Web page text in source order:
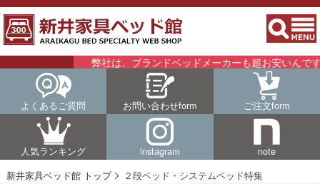
弊社は、ブランドベッドメーカーも超お安いんです
よくあるご質問 お問い合わせform ご注文form
人気ランキング instagram
note
新井家具ベッド館 トップ
２段ベッド・システムベッド特集